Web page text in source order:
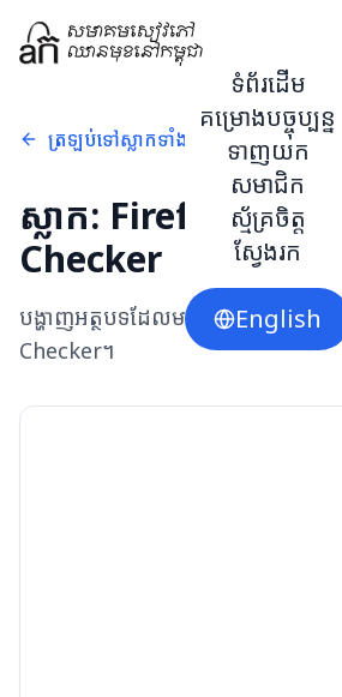
ទំព័រដើម
គម្រោងបច្ចុប្បន្ន
ទាញយក
សមាជិក
ស្ម័គ្រចិត្ត
ស្វែងរក
English
ត្រឡប់ទៅស្លាកទាំងអស់
ស្លាក: Firefox
Checker
បង្ហាញអត្ថបទដែលមានស្លាកFirefox
Checker។